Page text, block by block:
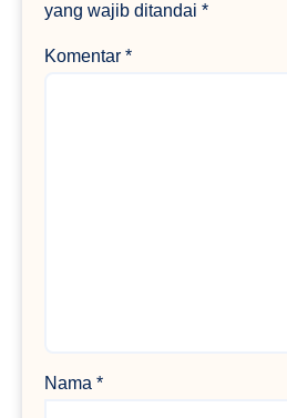
yang wajib ditandai *
Komentar *
Nama *